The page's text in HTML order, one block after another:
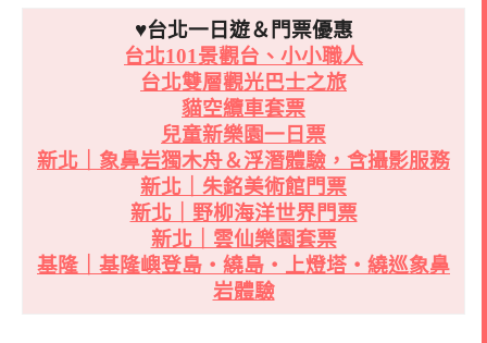
♥台北一日遊＆門票優惠
台北101景觀台、小小職人
台北雙層觀光巴士之旅
貓空纜車套票
兒童新樂園一日票
新北｜象鼻岩獨木舟＆浮潛體驗，含攝影服務
新北｜朱銘美術館門票
新北｜野柳海洋世界門票
新北｜雲仙樂園套票
基隆｜基隆嶼登島・繞島・上燈塔・繞巡象鼻
岩體驗